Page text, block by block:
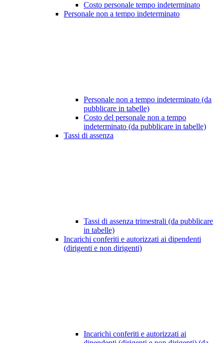
Costo personale tempo indeterminato
Personale non a tempo indeterminato
Personale non a tempo indeterminato (da
pubblicare in tabelle)
Costo del personale non a tempo
indeterminato (da pubblicare in tabelle)
Tassi di assenza
Tassi di assenza trimestrali (da pubblicare
in tabelle)
Incarichi conferiti e autorizzati ai dipendenti
(dirigenti e non dirigenti)
Incarichi conferiti e autorizzati ai